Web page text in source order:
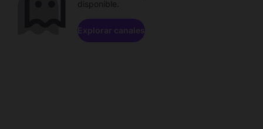
disponible.
Explorar canales